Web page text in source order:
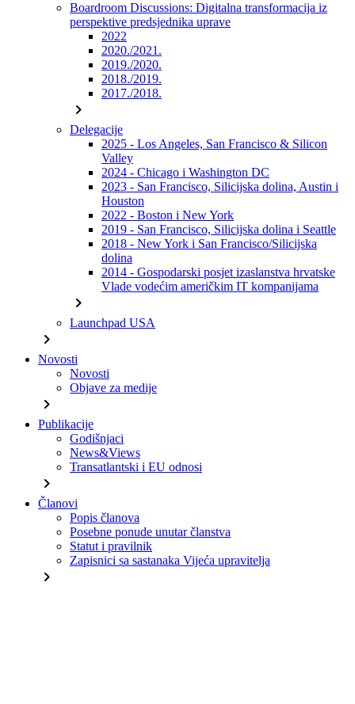
Boardroom Discussions: Digitalna transformacija iz
perspektive predsjednika uprave
2022
2020./2021.
2019./2020.
2018./2019.
2017./2018.
chevron_right
Delegacije
2025 - Los Angeles, San Francisco & Silicon
Valley
2024 - Chicago i Washington DC
2023 - San Francisco, Silicijska dolina, Austin i
Houston
2022 - Boston i New York
2019 - San Francisco, Silicijska dolina i Seattle
2018 - New York i San Francisco/Silicijska
dolina
2014 - Gospodarski posjet izaslanstva hrvatske
Vlade vodećim američkim IT kompanijama
chevron_right
Launchpad USA
chevron_right
Novosti
Novosti
Objave za medije
chevron_right
Publikacije
Godišnjaci
News&Views
Transatlantski i EU odnosi
chevron_right
Članovi
Popis članova
Posebne ponude unutar članstva
Statut i pravilnik
Zapisnici sa sastanaka Vijeća upravitelja
chevron_right